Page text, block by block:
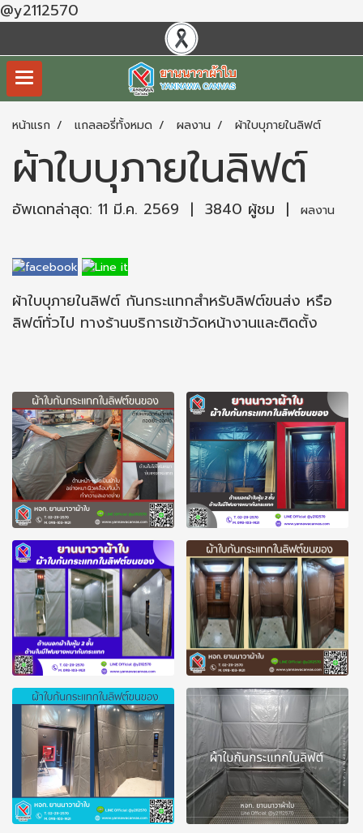
@y2112570
หน้าแรก แกลลอรี่ทั้งหมด ผลงาน ผ้าใบบุภายในลิฟต์
ผ้าใบบุภายในลิฟต์
อัพเดทล่าสุด: 11 มี.ค. 2569 | 3840 ผู้ชม | ผลงาน
ผ้าใบบุภายในลิฟต์ กันกระแทกสำหรับลิฟต์ขนส่ง หรือ
ลิฟต์ทั่วไป ทางร้านบริการเข้าวัดหน้างานและติดตั้ง